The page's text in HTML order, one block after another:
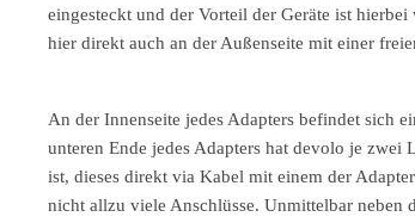
eingesteckt und der Vorteil der Geräte ist
hier direkt auch an der Außenseite mit einer
An der Innenseite jedes Adapters befindet sich
unteren Ende jedes Adapters hat devolo je
ist, dieses direkt via Kabel mit einem der
nicht allzu viele Anschlüsse. Unmittelbar neben